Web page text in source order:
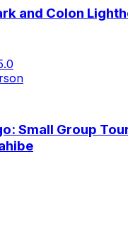
and Colon
Small Group